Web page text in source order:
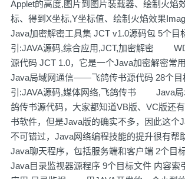
Applet的高度,图片到图片装载器、绘制火焰
标、得到X坐标,Y坐标值、绘制火焰效果
Java加密解密工具集 JCT v1.0源码包 5个目
引:JAVA源码,综合应用,JCT,加密解密
源代码 JCT 1.0，它是一个Java加密解密常用
Java局域网通信——飞鸽传书源代码 28个目
引:JAVA源码,媒体网络,飞鸽传书 Java
鸽传书源代码，大家都知道VB版、VC版还
书软件，但是Java版的确实不多，因此这个
不可错过，Java网络编程技能的提升很有帮
Java聊天程序，包括服务端和客户端 2个目
Java目录监视器源程序 9个目标文件 内容索